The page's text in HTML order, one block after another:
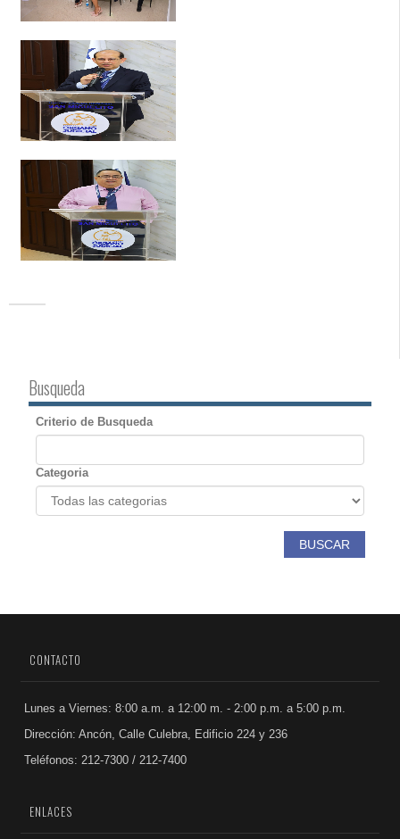
Busqueda
Criterio de Busqueda
Categoria
BUSCAR
CONTACTO
Lunes a Viernes: 8:00 a.m. a 12:00 m. - 2:00 p.m. a 5:00 p.m.
Dirección: Ancón, Calle Culebra, Edificio 224 y 236
Teléfonos: 212-7300 / 212-7400
ENLACES